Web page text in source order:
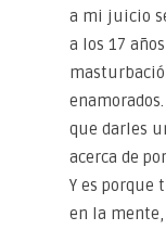
a mi juicio
a los 17
que darles
acerca de
Y es porque
en la